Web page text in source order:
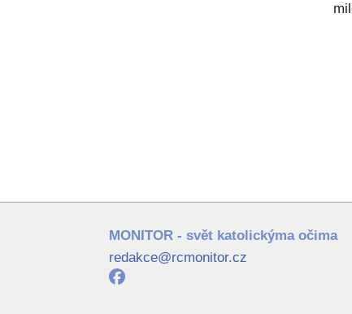
MONITOR - svět katolickýma očima
redakce@rcmonitor.cz